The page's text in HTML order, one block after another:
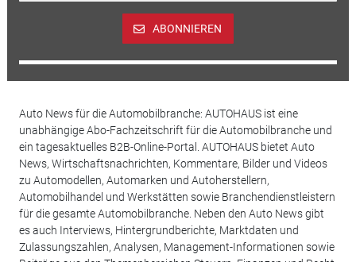
ABONNIEREN
Auto News für die Automobilbranche: AUTOHAUS ist eine
unabhängige Abo-Fachzeitschrift für die Automobilbranche und
ein tagesaktuelles B2B-Online-Portal. AUTOHAUS bietet Auto
News, Wirtschaftsnachrichten, Kommentare, Bilder und Videos
zu Automodellen, Automarken und Autoherstellern,
Automobilhandel und Werkstätten sowie Branchendienstleistern
für die gesamte Automobilbranche. Neben den Auto News gibt
es auch Interviews, Hintergrundberichte, Marktdaten und
Zulassungszahlen, Analysen, Management-Informationen sowie